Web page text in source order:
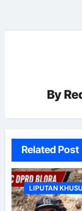
By
Related Post
LIPUTAN